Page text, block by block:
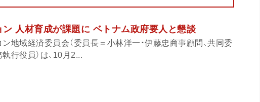
ン 人材育成が課題に ベトナム政府要人と懇談
地域経済委員会（委員長＝小林洋一・伊藤忠商事顧問、共同委
行役員）は、10月2...